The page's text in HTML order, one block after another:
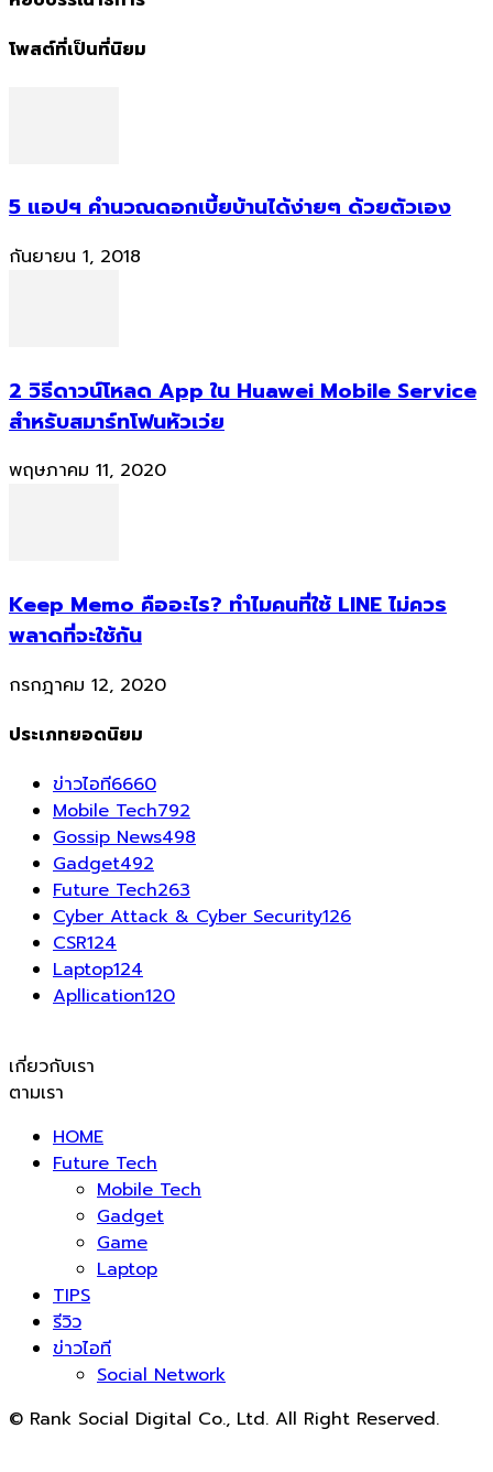
โพสต์ที่เป็นที่นิยม
5 แอปฯ คำนวณดอกเบี้ยบ้านได้ง่ายๆ ด้วยตัวเอง
กันยายน 1, 2018
2 วิธีดาวน์โหลด App ใน Huawei Mobile Service
สำหรับสมาร์ทโฟนหัวเว่ย
พฤษภาคม 11, 2020
Keep Memo คืออะไร? ทำไมคนที่ใช้ LINE ไม่ควร
พลาดที่จะใช้กัน
กรกฎาคม 12, 2020
ประเภทยอดนิยม
ข่าวไอที6660
Mobile Tech792
Gossip News498
Gadget492
Future Tech263
Cyber Attack & Cyber Security126
CSR124
Laptop124
Apllication120
เกี่ยวกับเรา
ตามเรา
HOME
Future Tech
Mobile Tech
Gadget
Game
Laptop
TIPS
รีวิว
ข่าวไอที
Social Network
© Rank Social Digital Co., Ltd. All Right Reserved.